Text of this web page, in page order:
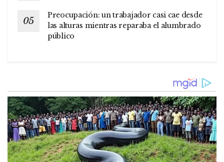
Preocupación: un trabajador casi cae desde
las alturas mientras reparaba el alumbrado
público